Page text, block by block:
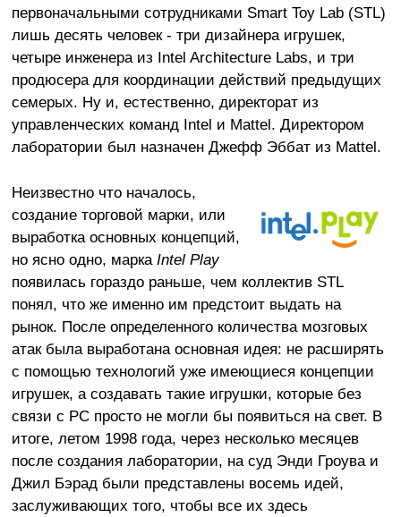
первоначальными сотрудниками Smart Toy Lab (STL)
лишь десять человек - три дизайнера игрушек,
четыре инженера из Intel Architecture Labs, и три
продюсера для координации действий предыдущих
семерых. Ну и, естественно, директорат из
управленческих команд Intel и Mattel. Директором
лаборатории был назначен Джефф Эббат из Mattel.
Неизвестно что началось,
создание торговой марки, или
выработка основных концепций,
но ясно одно, марка Intel Play
появилась гораздо раньше, чем коллектив STL
понял, что же именно им предстоит выдать на
рынок. После определенного количества мозговых
атак была выработана основная идея: не расширять
с помощью технологий уже имеющиеся концепции
игрушек, а создавать такие игрушки, которые без
связи с PC просто не могли бы появиться на свет. В
итоге, летом 1998 года, через несколько месяцев
после создания лаборатории, на суд Энди Гроува и
Джил Бэрад были представлены восемь идей,
заслуживающих того, чтобы все их здесь